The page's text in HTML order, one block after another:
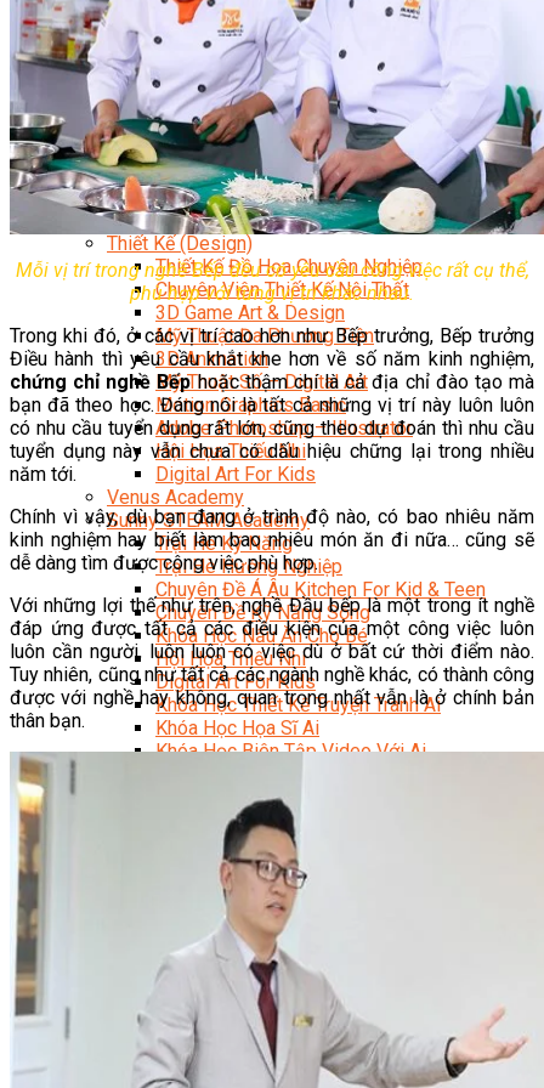
Data Visualization (Trực Quan Hóa Dữ Liệu)
Data System (Quản Trị Dữ Liệu)
Chuyên Viên Lập Trình (Full Stack)
Chuyên Viên Lập Trình Website (Full Stack)
Chuyên Viên Lập Trình Mobile (Full Stack)
Software Testing
Trọn Bộ Công Cụ AI Văn Phòng
Trọn Bộ Công Cụ AI Ứng Dụng Giảng Dạy
Lập Trình Cho Trẻ Em
Tin Học Ứng Dụng
Thiết Kế (Design)
Thiết Kế Đồ Họa Chuyên Nghiệp
Chuyên Viên Thiết Kế Nội Thất
3D Game Art & Design
Mỹ Thuật Đa Phương Tiện
3D Animation
Mỹ Thuật Số – Digital Art
Motion Graphics Basic
Adobe Photoshop – Illustrator
Hội Họa Thiếu Nhi
Digital Art For Kids
Venus Academy
Sunny STEAM Academy
Trại Hè Kỹ Năng
Trại Hè Hướng Nghiệp
Chuyên Đề Á Âu Kitchen For Kid & Teen
Chuyên Đề Kỹ Năng Sống
Khóa Học Nấu Ăn Cho Bé
Hội Họa Thiếu Nhi
Digital Art For Kids
Khóa Học Thiết Kế Truyện Tranh Ai
Khóa Học Họa Sĩ Ai
Khóa Học Biên Tập Video Với Ai
Kỳ Thủ Cờ Vua
Lập Trình Cho Trẻ Em
Robotic trẻ em
Piano Trẻ Em
Thanh Nhạc Trẻ Em
Sơ Cấp Cứu Cho Trẻ Em
Toán Tư Duy
Bếp Gia Đình
Trung Cấp CET
Kỹ Thuật Chế Biến Món Ăn
Kỹ Thuật Làm Bánh
Kỹ Thuật Pha Chế Đồ Uống
Quản Trị Khách Sạn
Mỗi vị trí trong nghề Bếp đều có yêu cầu công việc rất cụ thể,
phù hợp với từng vị trí khác nhau.
Trong khi đó, ở các vị trí cao hơn như Bếp trưởng, Bếp trưởng
Điều hành thì yêu cầu khắt khe hơn về số năm kinh nghiệm,
chứng chỉ nghề Bếphoặc thậm chí là cả địa chỉ đào tạo mà
bạn đã theo học. Đáng nói là tất cả những vị trí này luôn luôn
có nhu cầu tuyển dụng rất lớn, cũng theo dự đoán thì nhu cầu
tuyển dụng này vẫn chưa có dấu hiệu chững lại trong nhiều
năm tới.
Chính vì vậy, dù bạn đang ở trình độ nào, có bao nhiêu năm
kinh nghiệm hay biết làm bao nhiêu món ăn đi nữa… cũng sẽ
dễ dàng tìm được công việc phù hợp.
Với những lợi thế như trên, nghề Đầu bếp là một trong ít nghề
đáp ứng được tất cả các điều kiện của một công việc luôn
luôn cần người, luôn luôn có việc dù ở bất cứ thời điểm nào.
Tuy nhiên, cũng như tất cả các ngành nghề khác, có thành công
được với nghề hay không, quan trọng nhất vẫn là ở chính bản
thân bạn.